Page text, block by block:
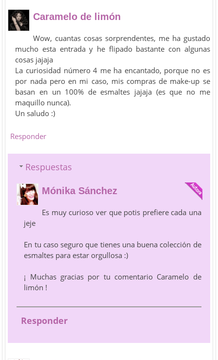
Caramelo de limón
Wow, cuantas cosas sorprendentes, me ha gustado
mucho esta entrada y he flipado bastante con algunas
cosas jajaja
La curiosidad número 4 me ha encantado, porque no es
por nada pero en mi caso, mis compras de make-up se
basan en un 100% de esmaltes jajaja (es que no me
maquillo nunca).
Un saludo :)
Responder
Respuestas
Mónika Sánchez
Es muy curioso ver que potis prefiere cada una
jeje
En tu caso seguro que tienes una buena colección de
esmaltes para estar orgullosa :)
¡ Muchas gracias por tu comentario Caramelo de
limón !
Responder